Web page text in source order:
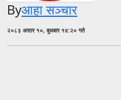
Byआहा सञ्चार
२०८३ असार १०, बुधबार १४:२० गते